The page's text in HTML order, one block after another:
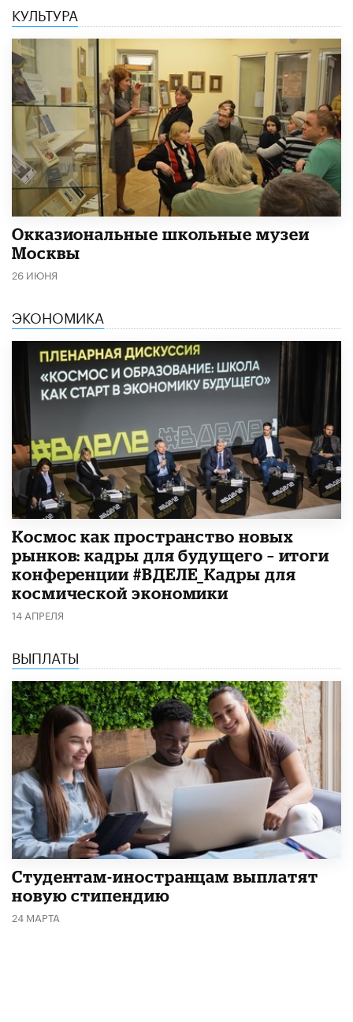
КУЛЬТУРА
​Окказиональные школьные музеи
Москвы
26 ИЮНЯ
ЭКОНОМИКА
Космос как пространство новых
рынков: кадры для будущего – итоги
конференции #ВДЕЛЕ_Кадры для
космической экономики
14 АПРЕЛЯ
ВЫПЛАТЫ
Студентам-иностранцам выплатят
новую стипендию
24 МАРТА